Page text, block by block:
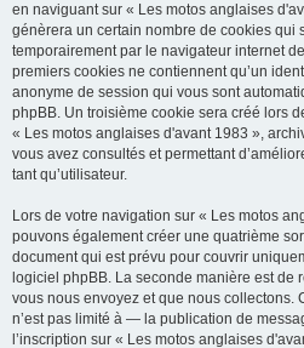
en naviguant sur « Les motos anglaises
génèrera un certain nombre de cookies qui
temporairement par le navigateur internet
premiers cookies ne contiennent qu’un
anonyme de session qui vous sont
phpBB. Un troisième cookie sera créé lors
« Les motos anglaises d'avant 1983 »,
vous avez consultés et permettant
tant qu’utilisateur.
Lors de votre navigation sur « Les motos
pouvons également créer une quatrième
document qui est prévu pour couvrir
logiciel phpBB. La seconde manière est de
vous nous envoyez et que nous
n’est pas limité à — la publication de
l’inscription sur « Les motos anglaises